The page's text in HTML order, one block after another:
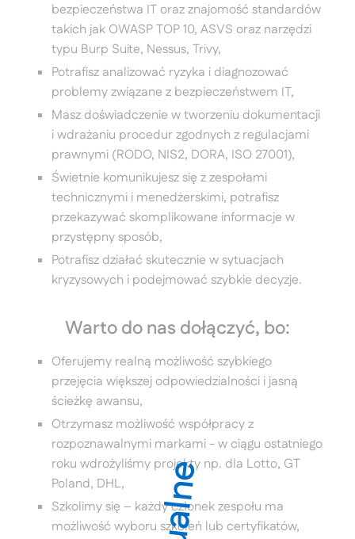
bezpieczeństwa IT oraz znajomość standardów
takich jak OWASP TOP 10, ASVS oraz narzędzi
typu Burp Suite, Nessus, Trivy,
Potrafisz analizować ryzyka i diagnozować
problemy związane z bezpieczeństwem IT,
Masz doświadczenie w tworzeniu dokumentacji
i wdrażaniu procedur zgodnych z regulacjami
prawnymi (RODO, NIS2, DORA, ISO 27001),
Świetnie komunikujesz się z zespołami
technicznymi i menedżerskimi, potrafisz
przekazywać skomplikowane informacje w
przystępny sposób,
Potrafisz działać skutecznie w sytuacjach
kryzysowych i podejmować szybkie decyzje.
Warto do nas dołączyć, bo:
Oferujemy realną możliwość szybkiego
przejęcia większej odpowiedzialności i jasną
ścieżkę awansu,
Otrzymasz możliwość współpracy z
rozpoznawalnymi markami - w ciągu ostatniego
roku wdrożyliśmy projekty np. dla Lotto, GT
Poland, DHL,
Szkolimy się – każdy członek zespołu ma
możliwość wyboru szkoleń lub certyfikatów,